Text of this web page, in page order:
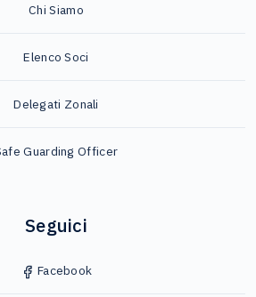
Chi Siamo
Elenco Soci
Delegati Zonali
Guarding Officer
Seguici
Facebook